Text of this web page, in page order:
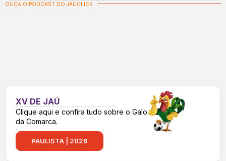
OUÇA O PODCAST DO JAUCLICK
XV DE JAÚ
Clique aqui e confira tudo sobre o Galo
da Comarca.
PAULISTA | 2026